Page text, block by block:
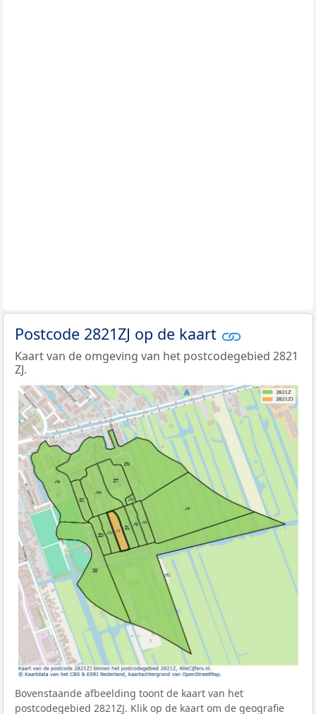
Postcode 2821ZJ op de kaart
Kaart van de omgeving van het postcodegebied 2821
ZJ.
Bovenstaande afbeelding toont de kaart van het
postcodegebied 2821ZJ. Klik op de kaart om de geografie